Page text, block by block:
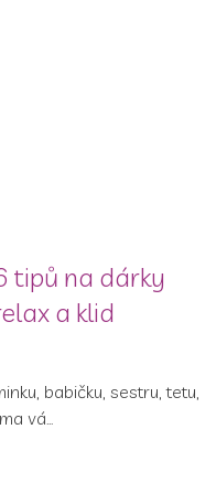
tipů na dárky
a klid
babičku, sestru, tetu,
vá...